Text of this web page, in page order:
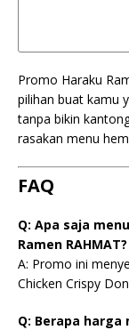
Promo Haraku
pilihan buat kamu
tanpa bikin
rasakan menu
FAQ
Q: Apa saja
Ramen RAHMAT?
A: Promo ini
Chicken Crispy
Q: Berapa harga